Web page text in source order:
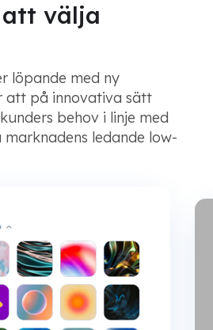
välja
löpande med ny
att på innovativa sätt
behov i linje med
ledande low-